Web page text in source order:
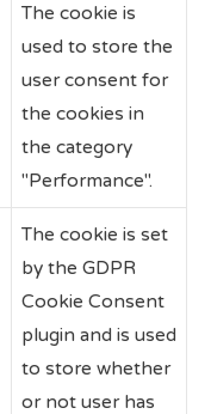
The cookie is
used to store the
user consent for
the cookies in
the category
"Performance".
The cookie is set
by the GDPR
Cookie Consent
plugin and is used
to store whether
or not user has